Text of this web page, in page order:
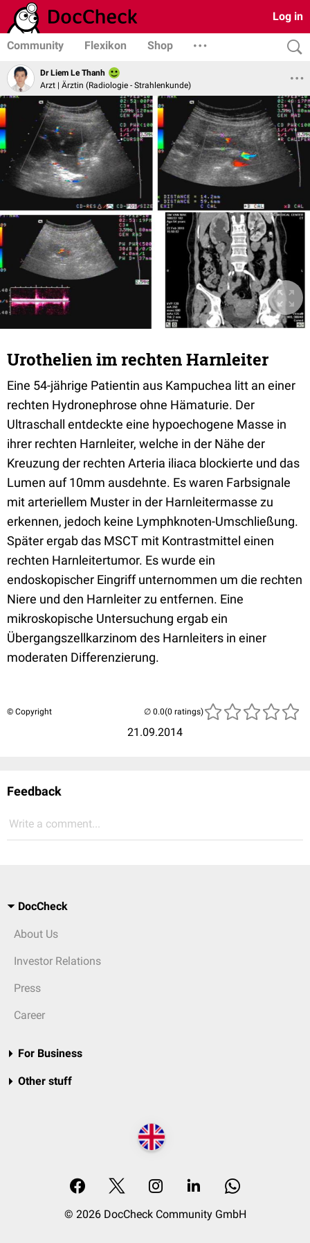
Log in
Community Flexikon Shop
Dr Liem Le Thanh
Arzt | Ärztin (Radiologie - Strahlenkunde)
Urothelien im rechten Harnleiter
Eine 54-jährige Patientin aus Kampuchea litt an einer
rechten Hydronephrose ohne Hämaturie. Der
Ultraschall entdeckte eine hypoechogene Masse in
ihrer rechten Harnleiter, welche in der Nähe der
Kreuzung der rechten Arteria iliaca blockierte und das
Lumen auf 10mm ausdehnte. Es waren Farbsignale
mit arteriellem Muster in der Harnleitermasse zu
erkennen, jedoch keine Lymphknoten-Umschließung.
Später ergab das MSCT mit Kontrastmittel einen
rechten Harnleitertumor. Es wurde ein
endoskopischer Eingriff unternommen um die rechten
Niere und den Harnleiter zu entfernen. Eine
mikroskopische Untersuchung ergab ein
Übergangszellkarzinom des Harnleiters in einer
moderaten Differenzierung.
© Copyright
21.09.2014
(0 ratings)
Feedback
Write a comment...
DocCheck
About Us
Investor Relations
Press
Career
For Business
Other stuff
© 2026 DocCheck Community GmbH